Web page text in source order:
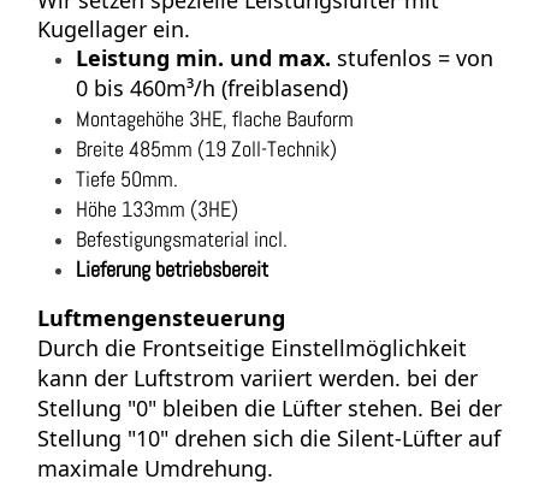
Kugellager ein.
Leistung min. und max. stufenlos = von
0 bis 460m³/h (freiblasend)
Montagehöhe 3HE, flache Bauform
Breite 485mm (19 Zoll-Technik)
Tiefe 50mm.
Höhe 133mm (3HE)
Befestigungsmaterial incl.
Lieferung betriebsbereit
Luftmengensteuerung
Durch die Frontseitige Einstellmöglichkeit
kann der Luftstrom variiert werden. bei der
Stellung "0" bleiben die Lüfter stehen. Bei der
Stellung "10" drehen sich die Silent-Lüfter auf
maximale Umdrehung.